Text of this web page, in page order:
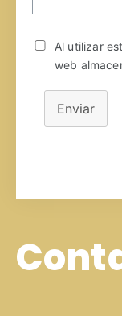
Al utilizar
web
Enviar